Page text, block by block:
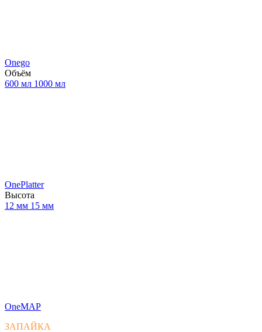
Onego
Объём
600 мл 1000 мл
OnePlatter
Высота
12 мм 15 мм
OneMAP
ЗАПАЙКА